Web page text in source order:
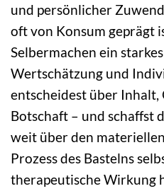
und persönlicher
oft von Konsum geprägt
Selbermachen ein
Wertschätzung und
entscheidest über Inhalt,
Botschaft – und schaffst
weit über den
Prozess des Bastelns
therapeutische Wirkung